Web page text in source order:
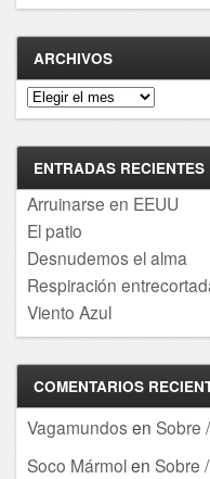
ARCHIVOS
Archivos
ENTRADAS RECIENTES
Arruinarse en EEUU
El patio
Desnudemos el alma
Respiración
Viento Azul
COMENTARIOS
Vagamundos en Sobre
Soco Mármolen Sobre